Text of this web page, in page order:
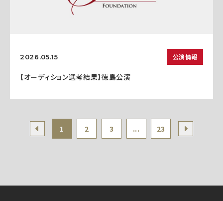
2026.05.15 公演情報
【オーディション選考結果】徳島公演
1 2 3 ... 23